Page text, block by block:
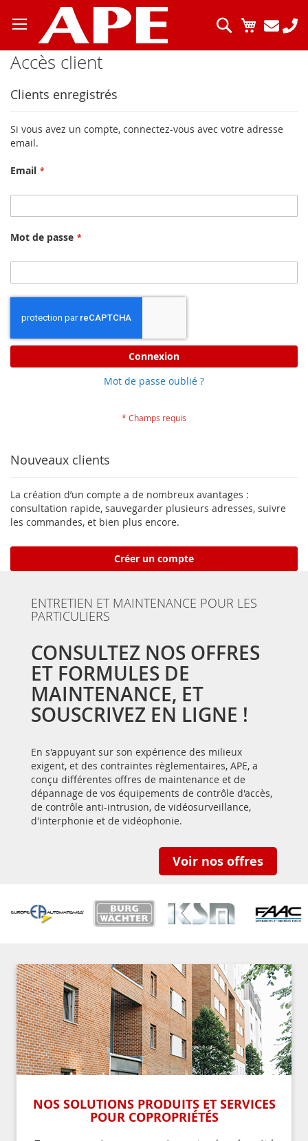
au
contenu
Mon
Chercher
Accès client
Clients enregistrés
Si vous avez un compte, connectez-vous avec votre adresse
email.
Email
Mot de passe
Connexion
Mot de passe oublié ?
Nouveaux clients
La création d’un compte a de nombreux avantages :
consultation rapide, sauvegarder plusieurs adresses, suivre
les commandes, et bien plus encore.
Créer un compte
ENTRETIEN ET MAINTENANCE POUR LES
PARTICULIERS
CONSULTEZ NOS OFFRES
ET FORMULES DE
MAINTENANCE, ET
SOUSCRIVEZ EN LIGNE !
En s'appuyant sur son expérience des milieux
exigent, et des contraintes règlementaires, APE, a
conçu différentes offres de maintenance et de
dépannage de vos équipements de contrôle d'accès,
de contrôle anti-intrusion, de vidéosurveillance,
d'interphonie et de vidéophonie.
Voir nos offres
NOS SOLUTIONS PRODUITS ET SERVICES
POUR COPROPRIÉTÉS